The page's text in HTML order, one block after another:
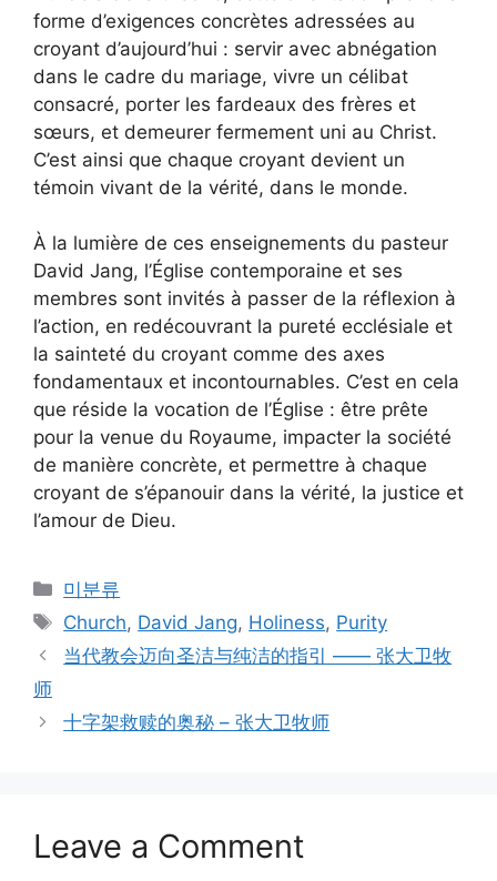
forme d’exigences concrètes adressées au
croyant d’aujourd’hui : servir avec abnégation
dans le cadre du mariage, vivre un célibat
consacré, porter les fardeaux des frères et
sœurs, et demeurer fermement uni au Christ.
C’est ainsi que chaque croyant devient un
témoin vivant de la vérité, dans le monde.
À la lumière de ces enseignements du pasteur
David Jang, l’Église contemporaine et ses
membres sont invités à passer de la réflexion à
l’action, en redécouvrant la pureté ecclésiale et
la sainteté du croyant comme des axes
fondamentaux et incontournables. C’est en cela
que réside la vocation de l’Église : être prête
pour la venue du Royaume, impacter la société
de manière concrète, et permettre à chaque
croyant de s’épanouir dans la vérité, la justice et
l’amour de Dieu.
Categories
미분류
Tags
Church, David Jang, Holiness, Purity
当代教会迈向圣洁与纯洁的指引 —— 张大卫牧
师
十字架救赎的奥秘 – 张大卫牧师
Leave a Comment